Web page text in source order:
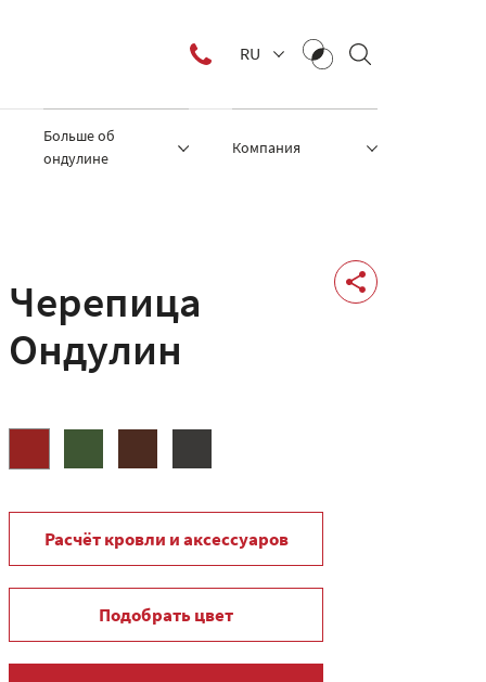
RU
Больше об
ондулине
Компания
Черепица
Ондулин
Расчёт кровли и аксессуаров
Подобрать цвет